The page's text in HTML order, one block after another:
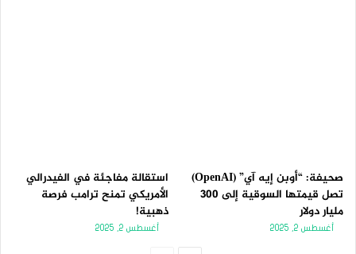
صحيفة: “أوبن إيه آي” (OpenAI)
تصل قيمتها السوقية إلى 300
مليار دولار
أغسطس 2, 2025
استقالة مفاجئة في الفيدرالي
الأمريكي تمنح ترامب فرصة
ذهبية!
أغسطس 2, 2025